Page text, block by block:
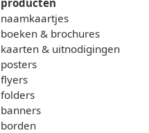
naamkaartjes
boeken & brochures
kaarten & uitnodigingen
posters
flyers
folders
banners
borden